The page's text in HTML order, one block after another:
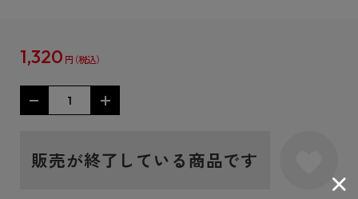
1,320 円
販売が終了している商品です